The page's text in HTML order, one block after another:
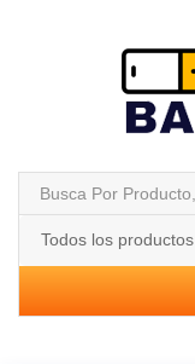
Todos los productos